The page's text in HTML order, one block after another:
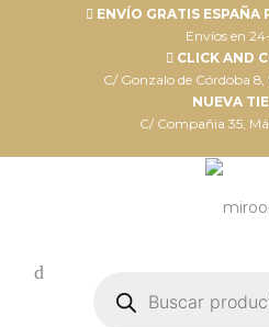
ENVÍO GRATIS ESPAÑA
Envíos en
CLICK AND
C/ Gonzalo de Córdoba
NUEVA
C/ Compañia 35,
productos